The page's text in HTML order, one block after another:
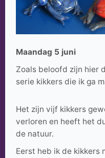
Maandag 5 juni
Zoals beloofd zijn hier
serie kikkers die ik ga
Het zijn vijf kikkers
verloren en heeft het
de natuur.
Eerst heb ik de kikkers